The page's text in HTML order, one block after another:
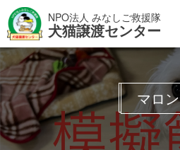
NPO法人 みなしご救援隊
犬猫譲渡センター
マロン